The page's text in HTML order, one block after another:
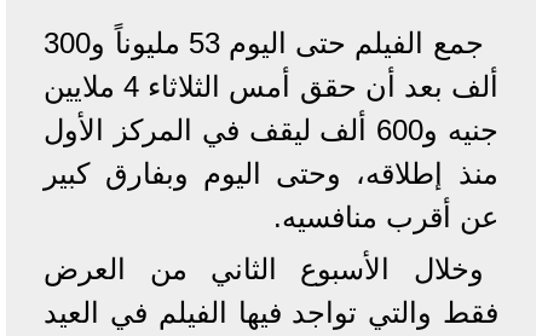
جمع الفيلم حتى اليوم 53 مليوناً و300
ألف بعد أن حقق أمس الثلاثاء 4 ملايين
جنيه و600 ألف ليقف في المركز الأول
منذ إطلاقه، وحتى اليوم وبفارق كبير
عن أقرب منافسيه.
وخلال الأسبوع الثاني من العرض
فقط والتي تواجد فيها الفيلم في العيد